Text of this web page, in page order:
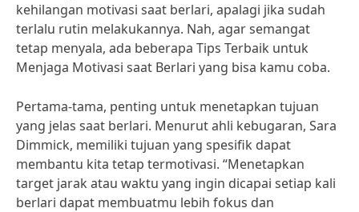
kehilangan motivasi saat berlari, apalagi jika sudah
terlalu rutin melakukannya. Nah, agar semangat
tetap menyala, ada beberapa Tips Terbaik untuk
Menjaga Motivasi saat Berlari yang bisa kamu coba.
Pertama-tama, penting untuk menetapkan tujuan
yang jelas saat berlari. Menurut ahli kebugaran, Sara
Dimmick, memiliki tujuan yang spesifik dapat
membantu kita tetap termotivasi. “Menetapkan
target jarak atau waktu yang ingin dicapai setiap kali
berlari dapat membuatmu lebih fokus dan